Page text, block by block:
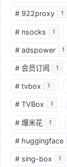
# 922proxy 1
# nsocks 1
# adspower 1
# 会员订阅 1
# tvbox 1
# TVBox 1
# 爆米花 1
# huggingface
# sing-box 1